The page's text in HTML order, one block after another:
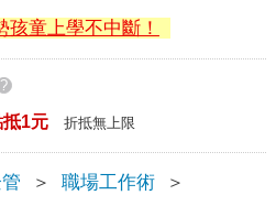
童上學不中斷！
?
1元 折抵無上限
＞ 職場工作術
＞